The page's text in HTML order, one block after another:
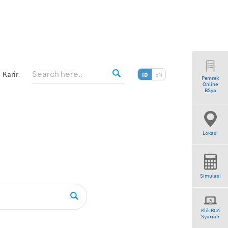
Karir ID EN
Pemrek
Online
BSya
Lokasi
Simulasi
Klik BCA
Syariah